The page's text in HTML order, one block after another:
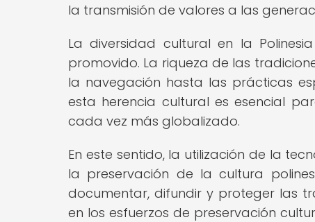
la transmisión de valores a las
La diversidad cultural en la
promovido. La riqueza de las
la navegación hasta las prácticas
esta herencia cultural es esencial
cada vez más globalizado.
En este sentido, la utilización de la
la preservación de la cultura
documentar, difundir y proteger las
en los esfuerzos de preservación